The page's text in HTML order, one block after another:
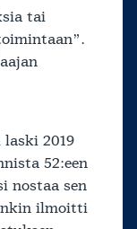
tai
laski 2019
52:een
nostaa sen
ilmoitti